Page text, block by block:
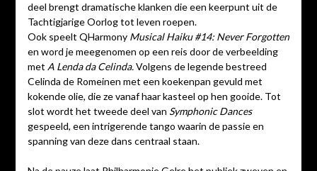
deel brengt dramatische klanken die een keerpunt uit de
Tachtigjarige Oorlog tot leven roepen.
Ook speelt QHarmony Musical Haiku #14: Never Forgotten
en word je meegenomen op een reis door de verbeelding
met A Lenda da Celinda.Volgens de legende bestreed
Celinda de Romeinen met een koekenpan gevuld met
kokende olie, die ze vanaf haar kasteel op hen gooide. Tot
slot wordt het tweede deel van Symphonic Dances
gespeeld, een intrigerende tango waarin de passie en
spanning van deze dans centraal staan.